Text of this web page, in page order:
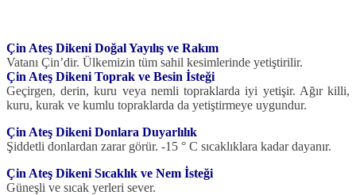
Çin Ateş Dikeni Doğal Yayılış ve Rakım
Vatanı Çin’dir. Ülkemizin tüm sahil kesimlerinde yetiştirilir.
Çin Ateş Dikeni Toprak ve Besin İsteği
Geçirgen, derin, kuru veya nemli topraklarda iyi yetişir. Ağır killi,
kuru, kurak ve kumlu topraklarda da yetiştirmeye uygundur.
Çin Ateş Dikeni Donlara Duyarlılık
Şiddetli donlardan zarar görür. -15 ° C sıcaklıklara kadar dayanır.
Çin Ateş Dikeni Sıcaklık ve Nem İsteği
Güneşli ve sıcak yerleri sever.